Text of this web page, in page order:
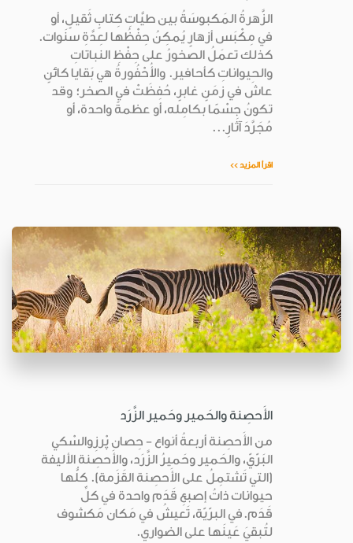
الزَّهرةُ المَكبوسَةُ بين طيَّاتِ كِتابٍ ثَقيلٍ، أو
في مِكْبَس أزهارٍ يُمكِنُ حِفْظُها لعِدَّةِ سنَوات.
كذلك تعمَلُ الصخورُ على حِفْظِ النباتاتِ
والحيواناتِ كأحافير. والأُحْفُورةُ هي بَقايا كائنٍ
عاشَ في زمَنٍ غابرٍ، حُفِظَتْ في الصخر؛ وقد
تكونُ جِسْمًا بكامِله، أو عظمةً واحدة، أو
مُجَرَّدَ آثارِ...
اقرأ المزيد >>
الأَحصِنة والحَمير وحَمير الزَّرَد
من الأَحصِنة أربعةُ أنواع - حِصان پْرزِوالسْكي
البَرّيّ، والحَمير وحَميرُ الزَّرَد، والأَحصِنة الأليفة
(التي تَشتمِلُ على الأَحصِنة القَزَمة). كلُّها
حيوانات ذاتُ إصبعِ قَدَم واحدة في كلِّ
قَدَم.في البرّيّة، تَعيشُ في مَكان مَكشوف
لتُبقيَ عَينَها على الضواري.